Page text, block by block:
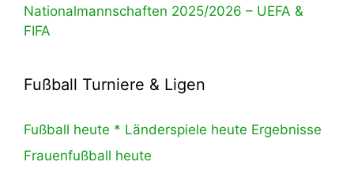
Nationalmannschaften 2025/2026 – UEFA &
FIFA
Fußball Turniere & Ligen
Fußball heute * Länderspiele heute Ergebnisse
Frauenfußball heute